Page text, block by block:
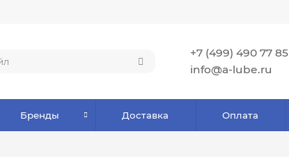
+7 (499) 490 77 85
info@a-lube.ru
Бренды Доставка Оплата